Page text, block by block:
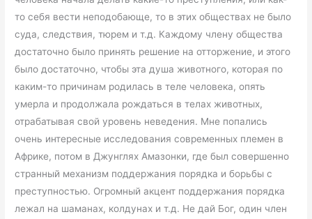
то себя вести неподобающе, то в этих обществах не было
суда, следствия, тюрем и т.д. Каждому члену общества
достаточно было принять решение на отторжение, и этого
было достаточно, чтобы эта душа животного, которая по
каким-то причинам родилась в теле человека, опять
умерла и продолжала рождаться в телах животных,
отрабатывая свой уровень неведения. Мне попались
очень интересные исследования современных племен в
Африке, потом в Джунглях Амазонки, где был совершенно
странный механизм поддержания порядка и борьбы с
преступностью. Огромный акцент поддержания порядка
лежал на шаманах, колдунах и т.д. Не дай Бог, один член